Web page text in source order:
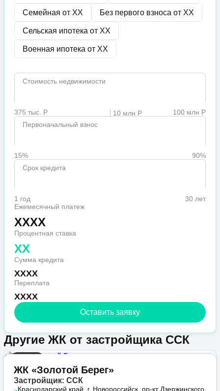
Семейная от XX Без первого взноса от XX
Сельская ипотека от XX
Военная ипотека от XX
Стоимость недвижимости
375 тыс. Р 10 млн Р
100 млн Р
Первоначальный взнос
15%
90%
Срок кредита
1 год
30 лет
Ежемесячный платеж
XXXX
Процентная ставка
XX
Сумма кредита
XXXX
Переплата
XXXX
Оставить заявку
Другие ЖК от застройщика ССК
ЖК «Золотой Берег»
Застройщик: ССК
Краснодарский край, г. Новороссийск, пр-кт Дзержинского,